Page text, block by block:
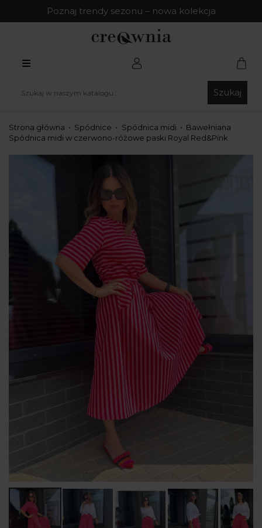
Poznaj trendy sezonu – nowa kolekcja
Szukaj
Strona główna Spódnice Spódnica midi
Bawełniana
Spódnica midi w czerwono-różowe paski Royal Red&Pink